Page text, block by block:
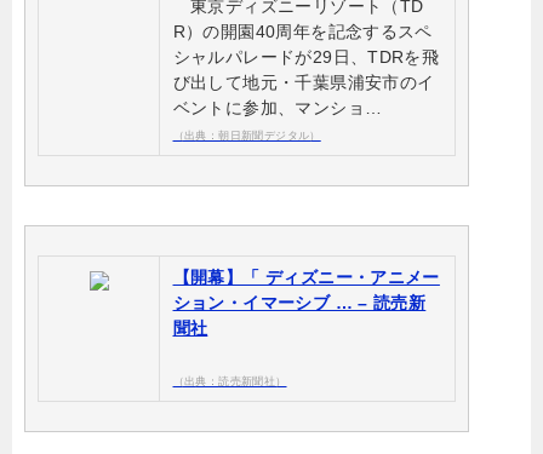
東京ディズニーリゾート（TD
R）の開園40周年を記念するスペ
シャルパレードが29日、TDRを飛
び出して地元・千葉県浦安市のイ
ベントに参加、マンショ…
（出典：朝日新聞デジタル）
【開幕】「 ディズニー・アニメー
ション・イマーシブ … – 読売新
聞社
（出典：読売新聞社）